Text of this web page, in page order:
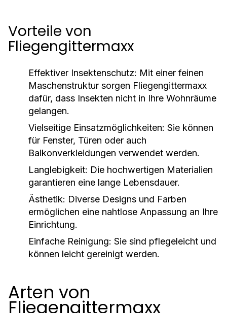
Vorteile von
Fliegengittermaxx
Effektiver Insektenschutz: Mit einer feinen
Maschenstruktur sorgen Fliegengittermaxx
dafür, dass Insekten nicht in Ihre Wohnräume
gelangen.
Vielseitige Einsatzmöglichkeiten: Sie können
für Fenster, Türen oder auch
Balkonverkleidungen verwendet werden.
Langlebigkeit: Die hochwertigen Materialien
garantieren eine lange Lebensdauer.
Ästhetik: Diverse Designs und Farben
ermöglichen eine nahtlose Anpassung an Ihre
Einrichtung.
Einfache Reinigung: Sie sind pflegeleicht und
können leicht gereinigt werden.
Arten von
Fliegengittermaxx